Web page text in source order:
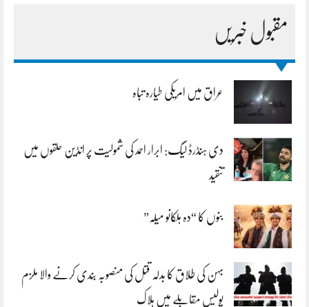
مقبول خبریں
عراق میں امریکی طیارہ تباہ
دی ہنڈرڈ لیگ: ابرار احمد کی شمولیت پر انڈین حلقوں میں
تنقید
بنوں کا “دہ ہلکانو میلہ”
بہن کی طلاق کا بدلہ قتل کی منصوبہ بندی کرنے والا ملزم
پولیس مقابلے میں ہلاک